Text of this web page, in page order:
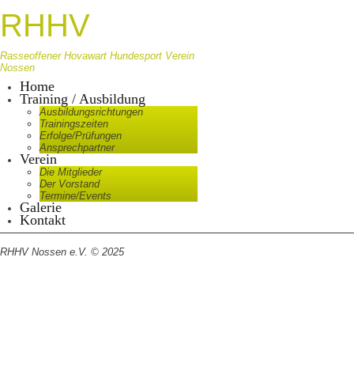
RHHV
Rasseoffener Hovawart Hundesport Verein
Nossen
Home
Training / Ausbildung
Ausbildungsrichtungen
Trainingszeiten
Erfolge/Prüfungen
Ansprechpartner
Verein
Die Mitglieder
Der Vorstand
Termine/Events
Galerie
Kontakt
RHHV Nossen e.V. © 2025